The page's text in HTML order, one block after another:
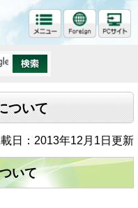
ついて
日：2013年12月1日更新
いて